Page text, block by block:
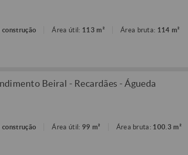
construção Área útil: 113 m² Área bruta: 114 m²
Beiral - Recardães - Águeda
construção Área útil: 99 m² Área bruta: 100.3 m²